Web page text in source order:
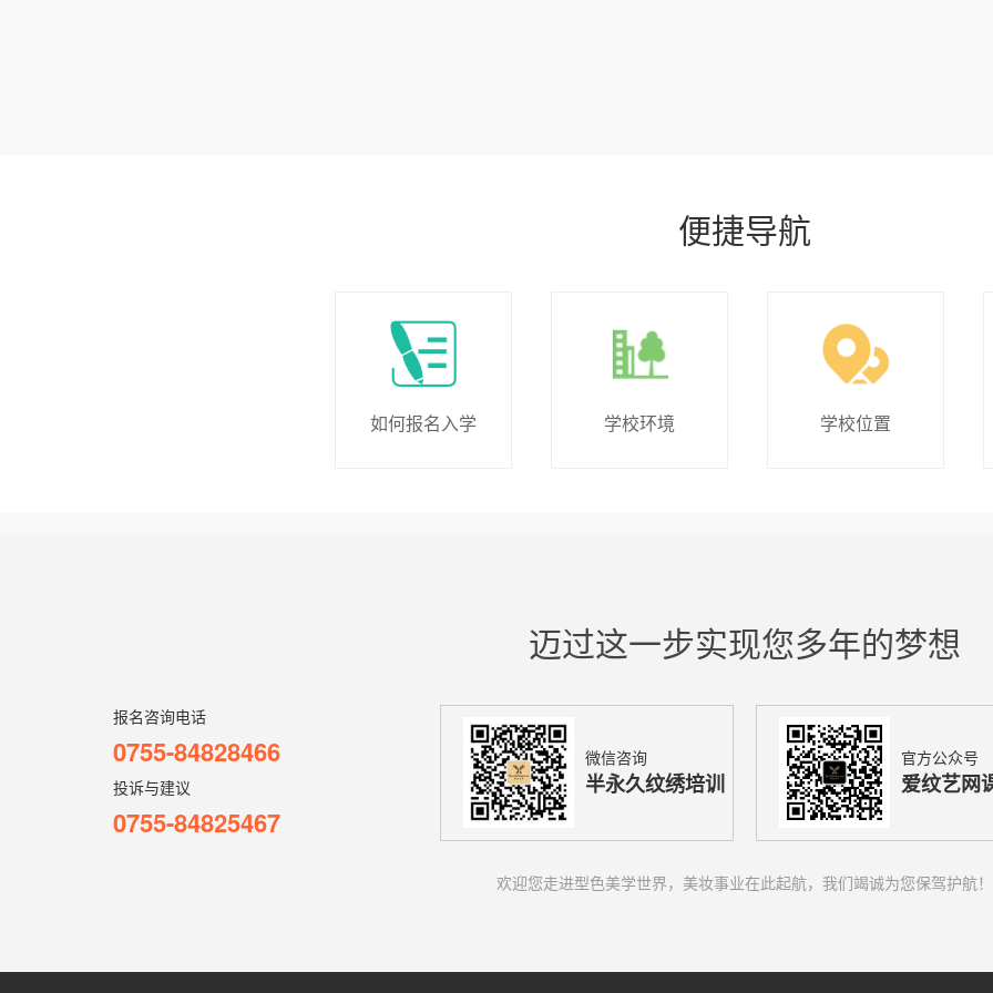
便捷导航
如何报名入学 学校环境 学校位置
迈过这一步实现您多年的梦想
报名咨询电话
0755-84828466
投诉与建议
0755-84825467
微信咨询
半永久纹绣培训
官方公众号
爱纹艺网
欢迎您走进型色美学世界，美妆事业在此起航，我们竭诚为您保驾护航！